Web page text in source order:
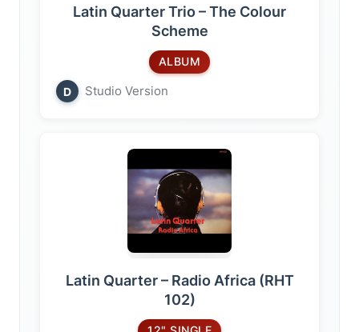
Latin Quarter Trio – The Colour
Scheme
ALBUM
D Studio Version
Latin Quarter – Radio Africa (RHT
102)